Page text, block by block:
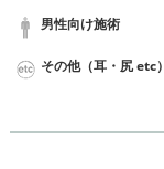
男性向け施術
その他（耳・尻 etc）